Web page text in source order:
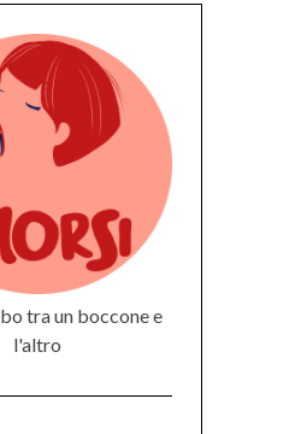
tra un boccone e
l'altro